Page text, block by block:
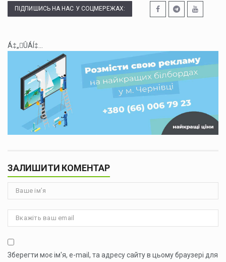
ПІДПИШИСЬ НА НАС У СОЦМЕРЕЖАХ:
Á‡„ÛÁÍ‡...
ЗАЛИШИТИ КОМЕНТАР
Зберегти моє ім'я, e-mail, та адресу сайту в цьому браузері для